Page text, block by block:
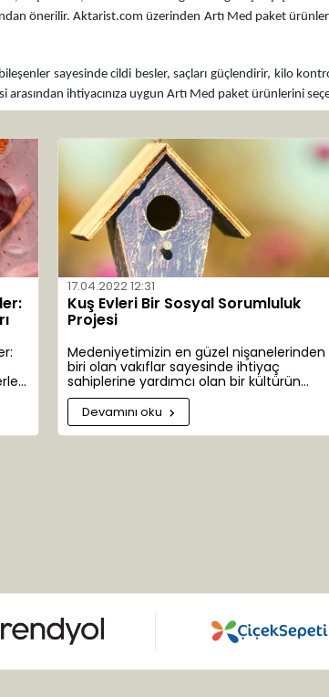
önerilir. Aktarist.com üzerinden Artı Med paket
sayesinde cildi besler, saçları güçlendirir, kilo
ihtiyacınıza uygun Artı Med paket ürünlerini
17.04.2022 12:31
Kuş Evleri Bir Sosyal Sorumluluk
Projesi
Medeniyetimizin en güzel nişanelerinden
biri olan vakıflar sayesinde ihtiyaç
sahiplerine yardımcı olan bir kültürün
emanetçisiyiz. İhtiyaç sahibi bazen insan
bazen bitki bazen de hayvanlar
olabilmektedir. Bazen de dünyamızın ta
kendisi.
Devamını oku